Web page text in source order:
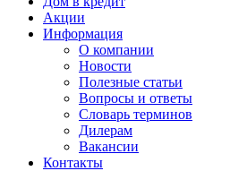
Акции
Информация
О компании
Новости
Полезные статьи
Вопросы и ответы
Словарь терминов
Дилерам
Вакансии
Контакты